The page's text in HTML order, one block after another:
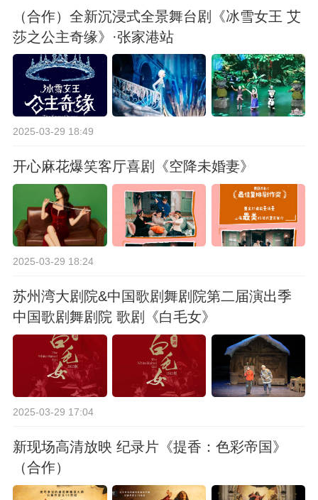
（合作）全新沉浸式全景舞台剧《冰雪女王 艾
莎之公主奇缘》·张家港站
2025-03-29 18:49
开心麻花爆笑客厅喜剧《空降未婚妻》
2025-03-29 18:24
苏州湾大剧院&中国歌剧舞剧院第二届演出季
中国歌剧舞剧院 歌剧《白毛女》
2025-03-29 17:04
新现场高清放映 纪录片《提香：色彩帝国》
（合作）